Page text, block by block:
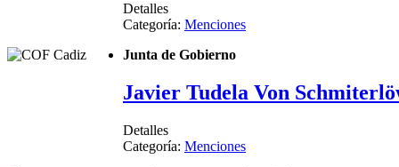
Detalles
Categoría: Menciones
Junta de Gobierno
Javier Tudela Von
Detalles
Categoría: Menciones